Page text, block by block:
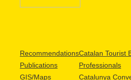
Recommendations
Publications
GIS/Maps
Catalan Tourist
Professionals
Catalunya